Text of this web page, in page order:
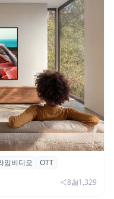
오에 ‘HDR10+
임비디오
OTT
8 1,329